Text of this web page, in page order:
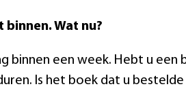
Wat nu?
binnen een week. Hebt u
Is het boek dat u